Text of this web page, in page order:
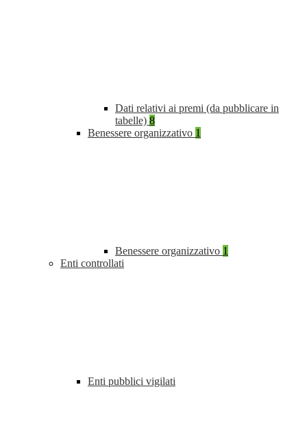
Dati relativi ai premi (da pubblicare in
tabelle) 8
Benessere organizzativo 1
Benessere organizzativo 1
Enti controllati
Enti pubblici vigilati